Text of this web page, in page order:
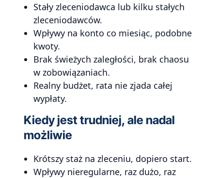
Stały zleceniodawca lub kilku stałych
zleceniodawców.
Wpływy na konto co miesiąc, podobne
kwoty.
Brak świeżych zaległości, brak chaosu
w zobowiązaniach.
Realny budżet, rata nie zjada całej
wypłaty.
Kiedy jest trudniej, ale nadal
możliwie
Krótszy staż na zleceniu, dopiero start.
Wpływy nieregularne, raz dużo, raz